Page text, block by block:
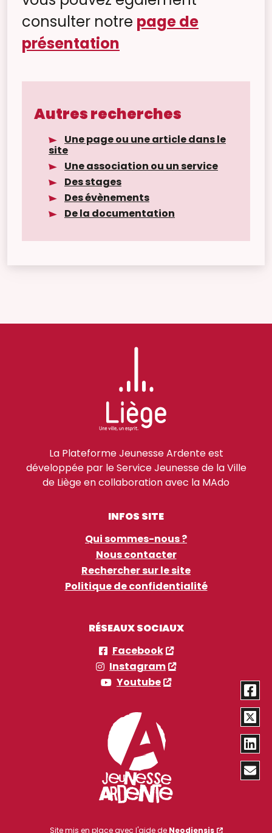
consulter notre page de
présentation
Autres recherches
Une page ou une article dans le
site
Une association ou un service
Des stages
Des évènements
De la documentation
La Plateforme Jeunesse Ardente est
développée par le Service Jeunesse de la Ville
de Liège en collaboration avec la MAdo
INFOS SITE
Qui sommes-nous ?
Nous contacter
Rechercher sur le site
Politique de confidentialité
RÉSEAUX SOCIAUX
Facebook
Instagram
Youtube
Site mis en place avec l'aide de Neodiensis